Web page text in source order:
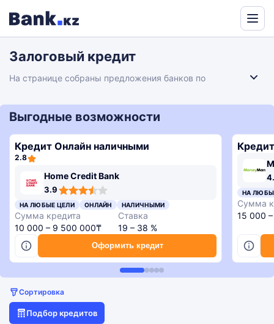
Залоговый кредит
На странице собраны предложения банков по
обеспечением и перейти к подаче онлайн-заявки на
сайте банка.
Выгодные возможности
Кредит Онлайн наличными
2.8
Home Credit Bank
3.9
НА ЛЮБЫЕ ЦЕЛИ ОНЛАЙН НАЛИЧНЫМИ
Сумма кредита
10 000 – 9 500 000₸
Ставка
19 – 38 %
Оформить кредит
НА
Сумма
15 000
Сортировка
Подбор кредитов